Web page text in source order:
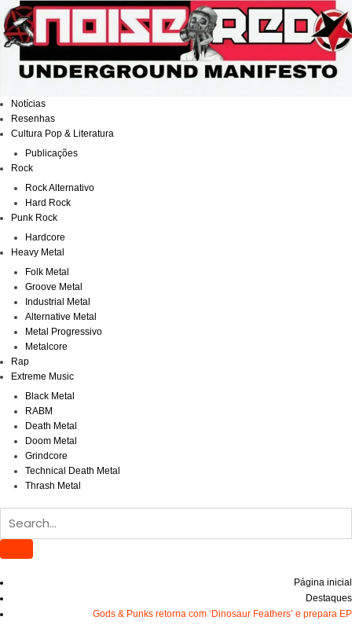
para
o
conteúdo
Notícias
Resenhas
Cultura Pop & Literatura
Publicações
Rock
Rock Alternativo
Hard Rock
Punk Rock
Hardcore
Heavy Metal
Folk Metal
Groove Metal
Industrial Metal
Alternative Metal
Metal Progressivo
Metalcore
Rap
Extreme Music
Black Metal
RABM
Death Metal
Doom Metal
Grindcore
Technical Death Metal
Thrash Metal
Página inicial
Destaques
Gods & Punks retorna com ‘Dinosaur Feathers’ e prepara EP